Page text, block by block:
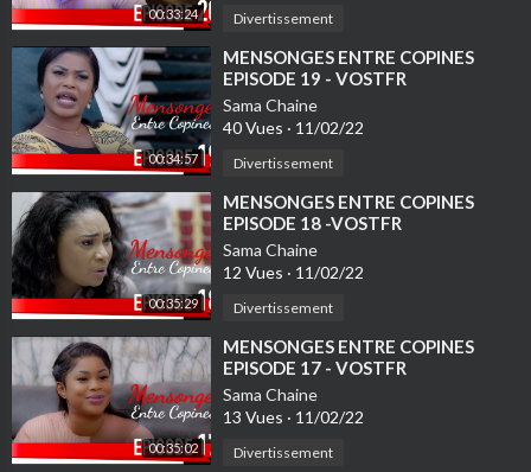
00:33:24 Divertissement
00:34:57
⁣MENSONGES ENTRE COPINES
EPISODE 19 - VOSTFR
Sama Chaine
40 Vues · 11/02/22
Divertissement
00:35:29
⁣MENSONGES ENTRE COPINES
EPISODE 18 -VOSTFR
Sama Chaine
12 Vues · 11/02/22
Divertissement
00:35:02
⁣MENSONGES ENTRE COPINES
EPISODE 17 - VOSTFR
Sama Chaine
13 Vues · 11/02/22
Divertissement